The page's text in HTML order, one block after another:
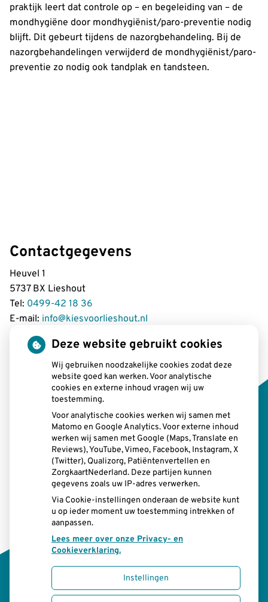
praktijk leert dat controle op – en begeleiding van – de
mondhygiëne door mondhygiënist/paro-preventie nodig
blijft. Dit gebeurt tijdens de nazorgbehandeling. Bij de
nazorgbehandelingen verwijderd de mondhygiënist/paro-
preventie zo nodig ook tandplak en tandsteen.
Contactgegevens
Heuvel 1
5737 BX Lieshout
Tel: 0499-42 18 36
E-mail: info@kiesvoorlieshout.nl
Openingstijden
Maandag: 08:00 uur
13.00 uurtot
- 17:00 uur
08:00 uurtot
- 12.15 uur
13.00 uurtot
- 17:00 uur
Woensdag:
08:00 uurtot
- 12.15 uur
13.00 uurtot
- 17:00 uur
Donderdag:
08:00 uurtot
- 12.15 uur
13.00 uurtot
- 17:00 uur
08:00 uurtot
- 12.15 uur
Uw Zorg Online|Beheer
Deze website gebruikt cookies
Wij gebruiken noodzakelijke cookies zodat deze
website goed kan werken. Voor analytische
cookies en externe inhoud vragen wij uw
toestemming.
Voor analytische cookies werken wij samen met
Matomo en Google Analytics. Voor externe inhoud
werken wij samen met Google (Maps, Translate en
Reviews), YouTube, Vimeo, Facebook, Instagram, X
(Twitter), Qualizorg, Patiëntenvertellen en
ZorgkaartNederland. Deze partijen kunnen
gegevens zoals uw IP-adres verwerken.
Via Cookie-instellingen onderaan de website kunt
u op ieder moment uw toestemming intrekken of
aanpassen.
Lees meer over onze Privacy- en
Cookieverklaring.
Instellingen